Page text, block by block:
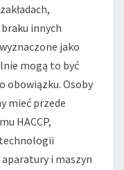
innych
jako
mogą to być
obowiązku. Osoby
mieć przede
HACCP,
i maszyn